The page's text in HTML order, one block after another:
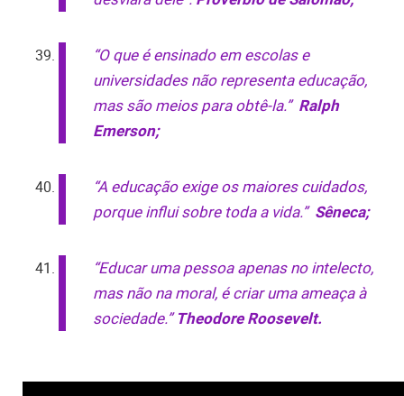
“O que é ensinado em escolas e
universidades não representa educação,
mas são meios para obtê-la.” Ralph
Emerson;
“A educação exige os maiores cuidados,
porque influi sobre toda a vida.” Sêneca;
“Educar uma pessoa apenas no intelecto,
mas não na moral, é criar uma ameaça à
sociedade.”Theodore Roosevelt.